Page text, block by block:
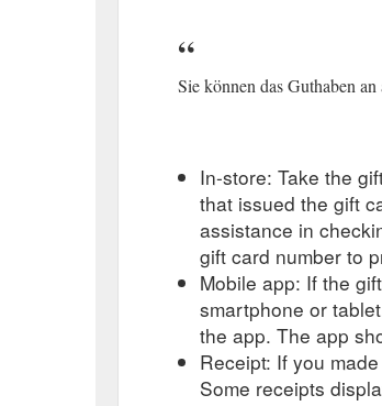
Sie können das Guthaben
In-store: Take the
that issued the gift
assistance in
gift card number to
Mobile app: If the
smartphone or
the app. The app
Receipt: If you
Some receipts